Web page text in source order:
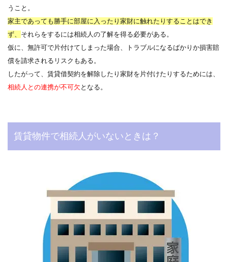
うこと。
家主であっても勝手に部屋に入ったり家財に触れたりすることはでき
ず、 それらをするには相続人の了解を得る必要がある。
仮に、無許可で片付けてしまった場合、トラブルになるばかりか損害賠
償を請求されるリスクもある。
したがって、賃貸借契約を解除したり家財を片付けたりするためには、
相続人との連携が不可欠 となる。
賃貸物件で相続人がいないときは？